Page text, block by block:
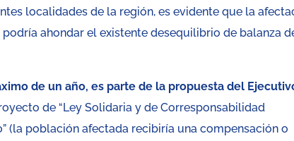
localidades de la región, es evidente que la
ahondar el existente desequilibrio de balanza
de un año, es parte de la propuesta del
de “Ley Solidaria y de Corresponsabilidad
(la población afectada recibiría una compensación o